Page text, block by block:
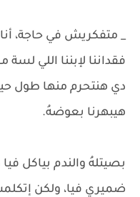
_ متفكريش في حاجة،
فقداننا لإبننا اللي
دي هنتحرم منها طول
هيبهرنا بعوضهُ.
بصيتلهُ والندم بياكل
ضميري فيا، ولكن